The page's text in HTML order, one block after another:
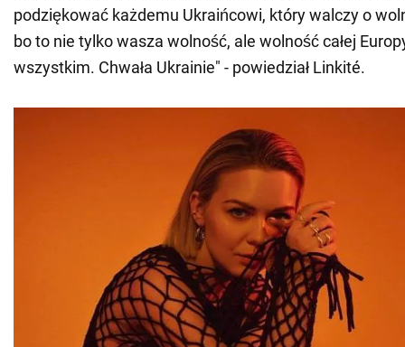
podziękować każdemu Ukraińcowi, który walczy o
bo to nie tylko wasza wolność, ale wolność całej
wszystkim. Chwała Ukrainie" - powiedział Linkité.